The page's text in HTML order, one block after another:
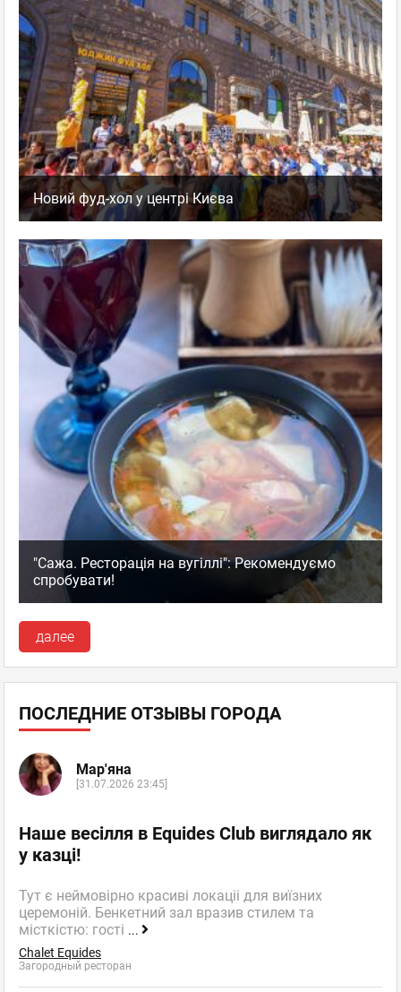
Новий фуд-хол у центрі Києва
"Сажа. Ресторація на вугіллі": Рекомендуємо
спробувати!
далее
ПОСЛЕДНИЕ ОТЗЫВЫ ГОРОДА
Мар'яна
[31.07.2026 23:45]
Наше весілля в Equides Club виглядало як
у казці!
Тут є неймовірно красиві локаціі для виїзних
церемоній. Бенкетний зал вразив стилем та
місткістю: гості ...
Chalet Equides
Загородный ресторан